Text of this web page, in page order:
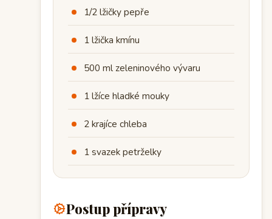
1/2 lžičky pepře
1 lžička kmínu
500 ml zeleninového vývaru
1 lžíce hladké mouky
2 krajíce chleba
1 svazek petrželky
Postup přípravy